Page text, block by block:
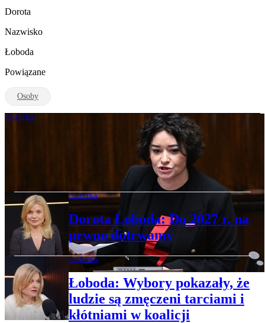
Dorota
Nazwisko
Łoboda
Powiązane
Osoby
POLITYKA
„Rzeczpospolita” ustaliła: Do Sejmu
wkrótce ma wrócić temat liberalizacji
POLITYKA
Dorota Łoboda: Do 2027 r. na
pewno dotrwamy
POLITYKA
Łoboda: Wybory pokazały, że
ludzie są zmęczeni tarciami i
kłótniami w koalicji